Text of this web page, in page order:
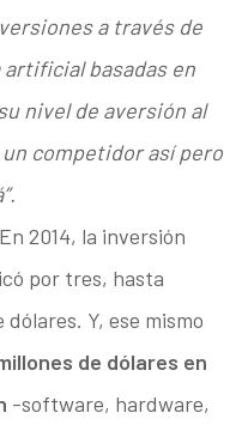
a través de
basadas en
nivel de aversión al
competidor así pero
En 2014, la inversión
por tres, hasta
Y, ese mismo
de dólares en
-software, hardware,